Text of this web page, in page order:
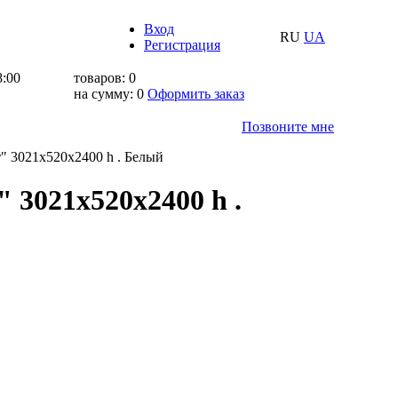
Вход
Регистрация
RU UA
товаров: 0
на сумму: 0 Оформить заказ
Позвоните мне
3021х520х2400 h . Белый
h .